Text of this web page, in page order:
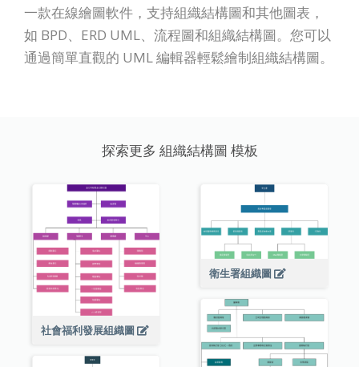
一款在線繪圖軟件，支持組織結構圖和其他圖表，
如 BPD、ERD UML、流程圖和組織結構圖。您可以
通過簡單直觀的 UML 編輯器輕鬆繪制組織結構圖。
探索更多 組織結構圖 模板
社會福利發展組織圖
衛生署組織圖